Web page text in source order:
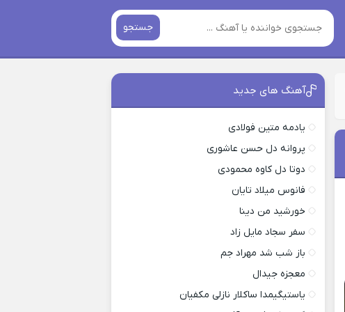
جستجو
آهنگ های جدید
یادمه متین فولادی
پروانه دل حسن عاشوری
دوتا دل کاوه محمودی
فانوس میلاد تایان
خورشید من دینا
سفر سجاد مایل زاد
باز شب شد مهراد جم
معجزه جیدال
یاستیگیمدا ساکلار نازلی مکفیان